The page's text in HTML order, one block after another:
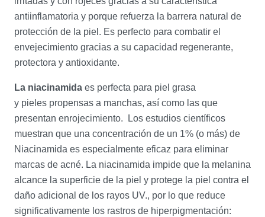
antiinflamatoria y porque refuerza la barrera natural de
protección de la piel. Es perfecto para combatir el
envejecimiento gracias a su capacidad regenerante,
protectora y antioxidante.
La niacinamida es perfecta para piel grasa
y pieles propensas a manchas, así como las que
presentan enrojecimiento. Los estudios científicos
muestran que una concentración de un 1% (o más) de
Niacinamida es especialmente eficaz para eliminar
marcas de acné. La niacinamida impide que la melanina
alcance la superficie de la piel y protege la piel contra el
daño adicional de los rayos UV., por lo que reduce
significativamente los rastros de hiperpigmentación: